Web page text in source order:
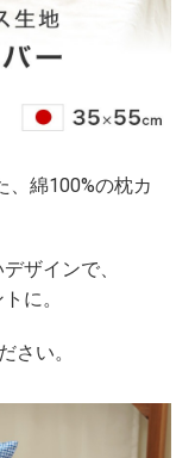
、綿100%の枕カ
ザインで、
に。
さい。